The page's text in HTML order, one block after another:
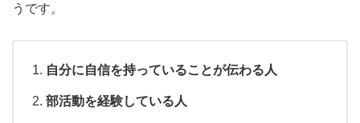
うです。
自分に自信を持っていることが伝わる人
部活動を経験している人